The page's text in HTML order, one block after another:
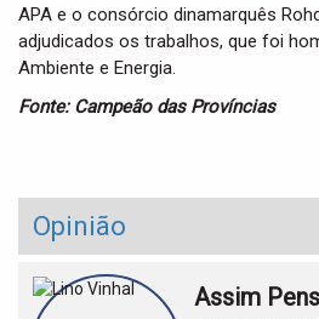
APA e o consórcio dinamarquês
adjudicados os trabalhos, que foi
Ambiente e Energia.
Fonte: Campeão das Províncias
Opinião
Assim